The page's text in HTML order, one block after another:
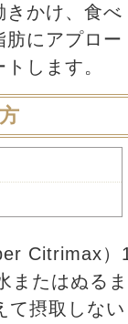
きかけ、食べ
肪にアプロー
します。
Citrimax）
またはぬるま
て摂取しない